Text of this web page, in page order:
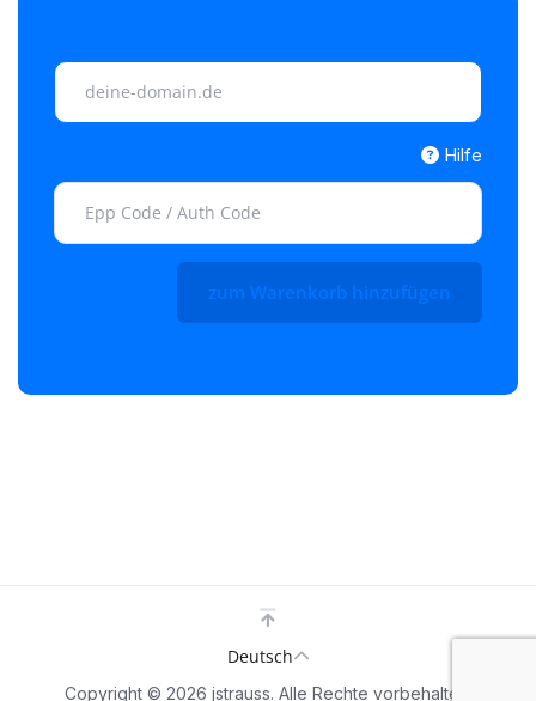
Hilfe
zum Warenkorb hinzufügen
Copyright © 2026 jstrauss. Alle Rechte vorbehalten.
Deutsch